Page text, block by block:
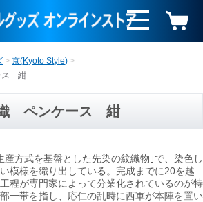
京(Kyoto Style)
ス 紺
織 ペンケース 紺
産方式を基盤とした先染の紋織物｣で、染色し
模様を織り出している。完成までに20を越
程が専門家によって分業化されているのが特
一帯を指し、応仁の乱時に西軍が本陣を置い